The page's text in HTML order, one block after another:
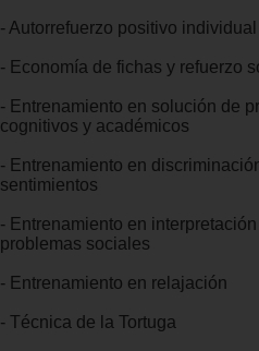
- Autorrefuerzo positivo
- Economía de fichas y refuerzo
- Entrenamiento en solución de
cognitivos y académicos
- Entrenamiento en
sentimientos
- Entrenamiento en
problemas sociales
- Entrenamiento en relajación
- Técnica de la Tortuga